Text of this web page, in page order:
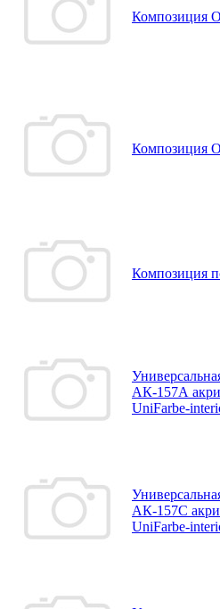
Композиция
Композиция
Композиция
АК-157А
UniFarbe-
АК-157С
UniFarbe-